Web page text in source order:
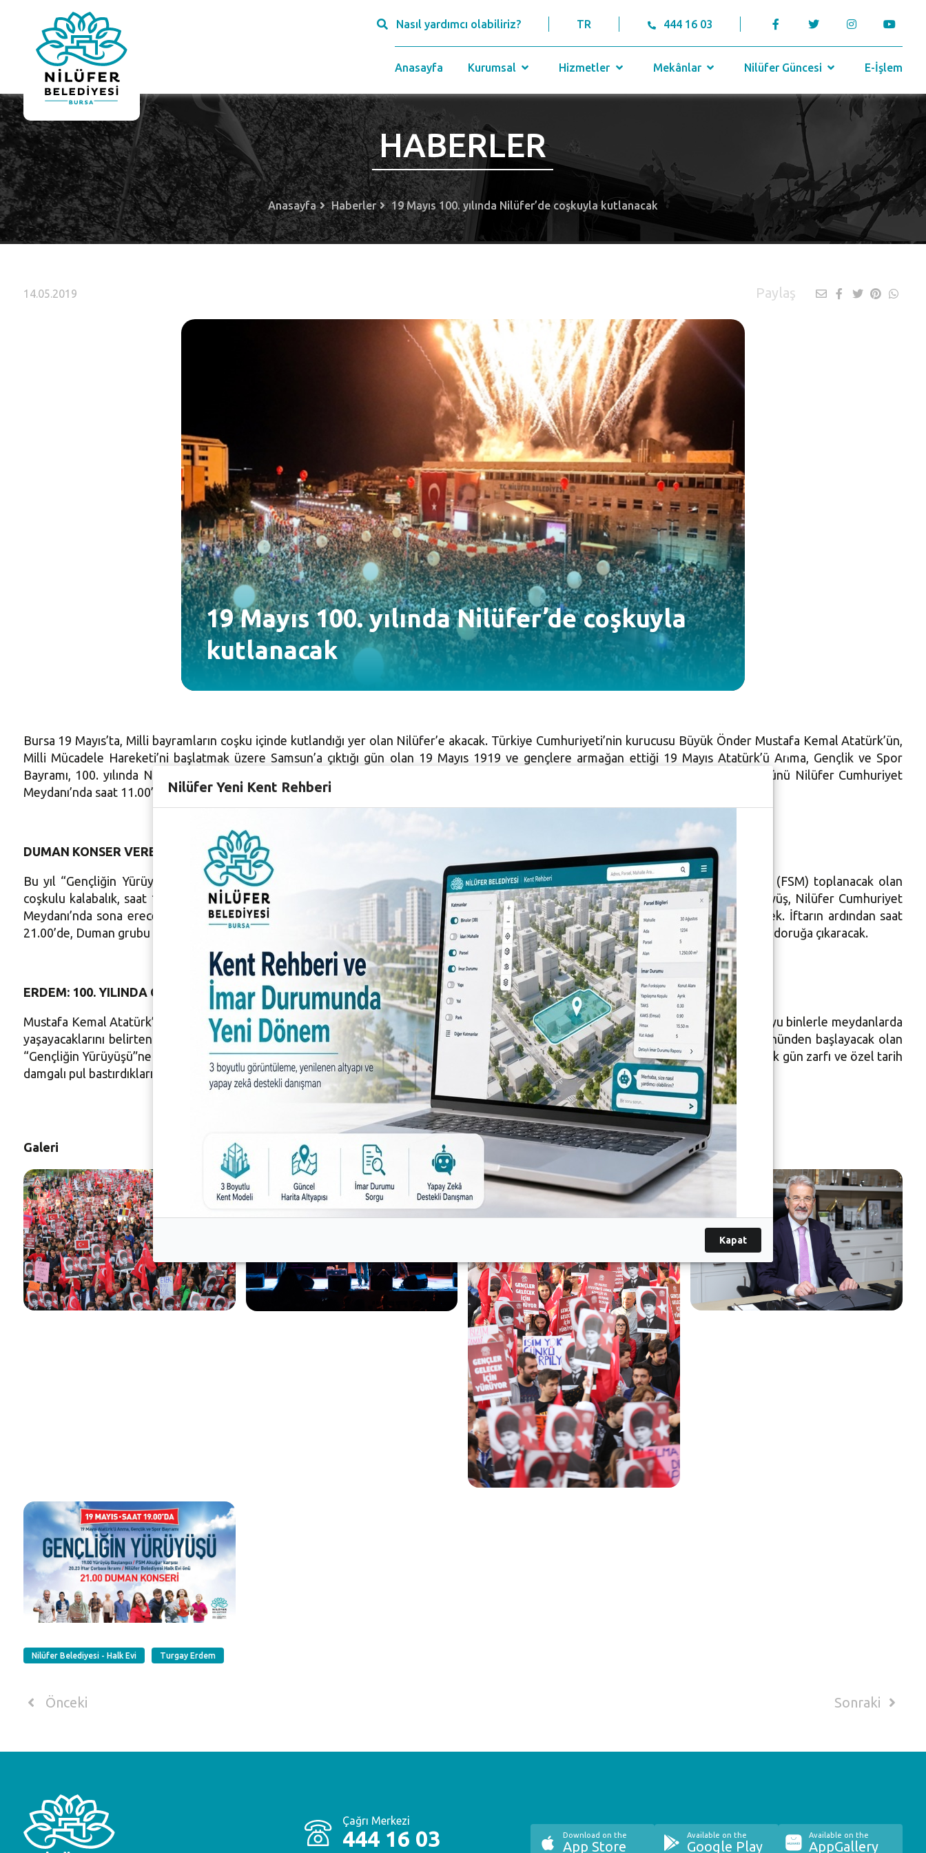
Nasıl yardımcı olabiliriz? TR 444 16 03
Anasayfa Kurumsal Hizmetler Mekânlar Nilüfer Güncesi E-İşlem
HABERLER
Anasayfa Haberler 19 Mayıs 100. yılında Nilüfer’de coşkuyla kutlanacak
14.05.2019 Paylaş
19 Mayıs 100. yılında Nilüfer’de coşkuyla
kutlanacak
Bursa 19 Mayıs’ta, Milli bayramların coşku içinde kutlandığı yer olan Nilüfer’e akacak. Türkiye Cumhuriyeti’nin kurucusu Büyük Önder Mustafa Kemal Atatürk’ün,
Milli Mücadele Hareketi’ni başlatmak üzere Samsun’a çıktığı gün olan 19 Mayıs 1919 ve gençlere armağan ettiği 19 Mayıs Atatürk’ü Anma, Gençlik ve Spor
Bayramı, 100. yılında Nilüfer Belediyesi’nin düzenleyeceği yürüyüşle büyük bir heyecan ve coşku içinde kutlanacak. 19 Mayıs Pazar günü Nilüfer Cumhuriyet
Meydanı’nda saat 11.00’de çelenk sunma töreniyle başlayacak olan kutlamaların ardından, yürüyüş heyecanı başlayacak.
DUMAN KONSER VERECEK
Bu yıl “Gençliğin Yürüyüşü” sloganıyla düzenlenecek olan yürüyüş, 7’den 70’e binleri buluşturacak. Fatih Sultan Mehmet Bulvarı’nda (FSM) toplanacak olan
coşkulu kalabalık, saat 19.00’da yürüyüşe başlayacak. Şarkılar ve marşlar eşliğinde FSM Akuğur Market önünden başlayacak olan yürüyüş, Nilüfer Cumhuriyet
Meydanı’nda sona erecek. Nilüfer Belediyesi iftar saatinde, Nilüfer Cumhuriyet Meydanı’nı dolduran binlerce kişiye çorba ikram edecek. İftarın ardından saat
21.00’de, Duman grubu konser verecek. Duman, seslendireceği şarkılarla 19 Mayıs Atatürk’ü Anma, Gençlik ve Spor Bayramı coşkusunu da doruğa çıkaracak.
ERDEM: 100. YILINDA COŞKUYU BİRLİKTE YAŞAYALIM
Mustafa Kemal Atatürk’ün 19 Mayıs 1919’da Samsun’a çıkarak bağımsızlık yolunda attığı ilk adımın 100. yıl dönümünde Nilüfer’de, coşkuyu binlerle meydanlarda
yaşayacaklarını belirten Nilüfer Belediye BaşkanıTurgay Erdem , tüm Bursalılar’ı 19 Mayıs’ta saat 19.00’da FSM’deki Akuğur Market önünden başlayacak olan
“Gençliğin Yürüyüşü”ne davet etti. BaşkanTurgay Erdem, PTT iş birliğiyle “Milli Mücadele’nin 100. Yılında Adım Adım Zafere” yazılı kart, ilk gün zarfı ve özel tarih
damgalı pul bastırdıklarını da söyledi.
Galeri
Nilüfer Belediyesi - Halk Evi Turgay Erdem
Önceki Sonraki
Çağrı Merkezi
444 16 03 Download on the
App Store
Available on the
Google Play
Available on the
AppGallery
Nilüfer Yeni Kent Rehberi
Kapat